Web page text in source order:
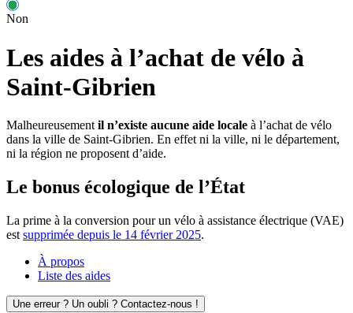
Non
Les aides à l’achat de vélo à
Saint-Gibrien
Malheureusement il n’existe aucune aide locale à l’achat de vélo
dans la ville de Saint-Gibrien. En effet ni la ville, ni le département,
ni la région ne proposent d’aide.
Le bonus écologique de l’État
La prime à la conversion pour un vélo à assistance électrique (VAE)
est supprimée depuis le 14 février 2025.
À propos
Liste des aides
Une erreur ? Un oubli ? Contactez-nous !